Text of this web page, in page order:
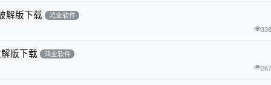
解版下载
鸿业软件
338
版下载
鸿业软件
267